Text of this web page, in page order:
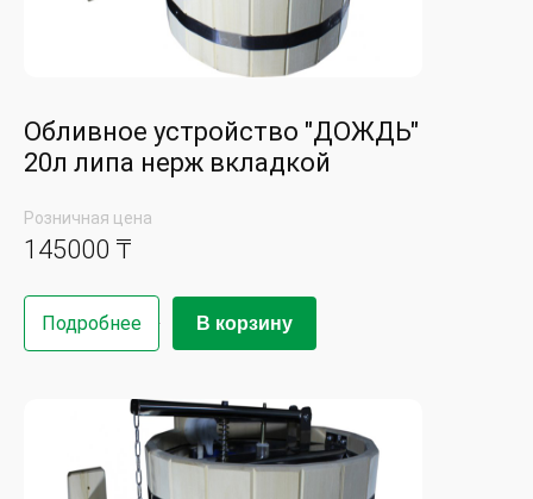
Обливное устройство "ДОЖДЬ"
20л липа нерж вкладкой
Розничная цена
145000 ₸
Подробнее В корзину